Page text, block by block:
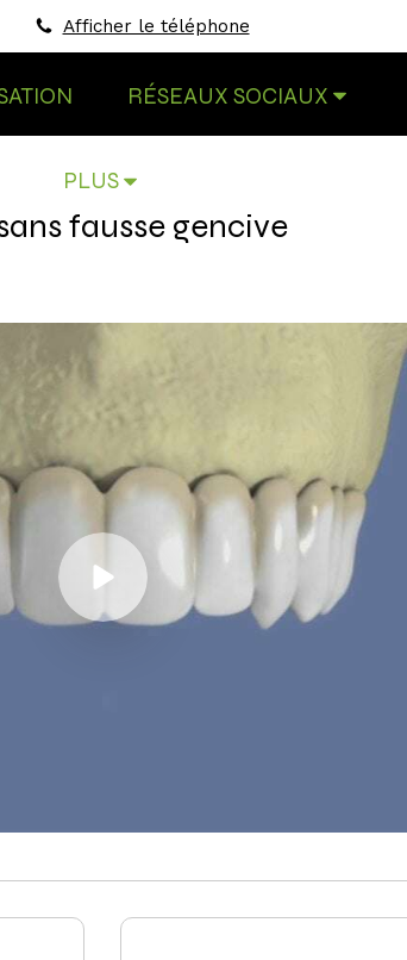
Afficher le téléphone
RÉSEAUX SOCIAUX
PLUS
fausse gencive